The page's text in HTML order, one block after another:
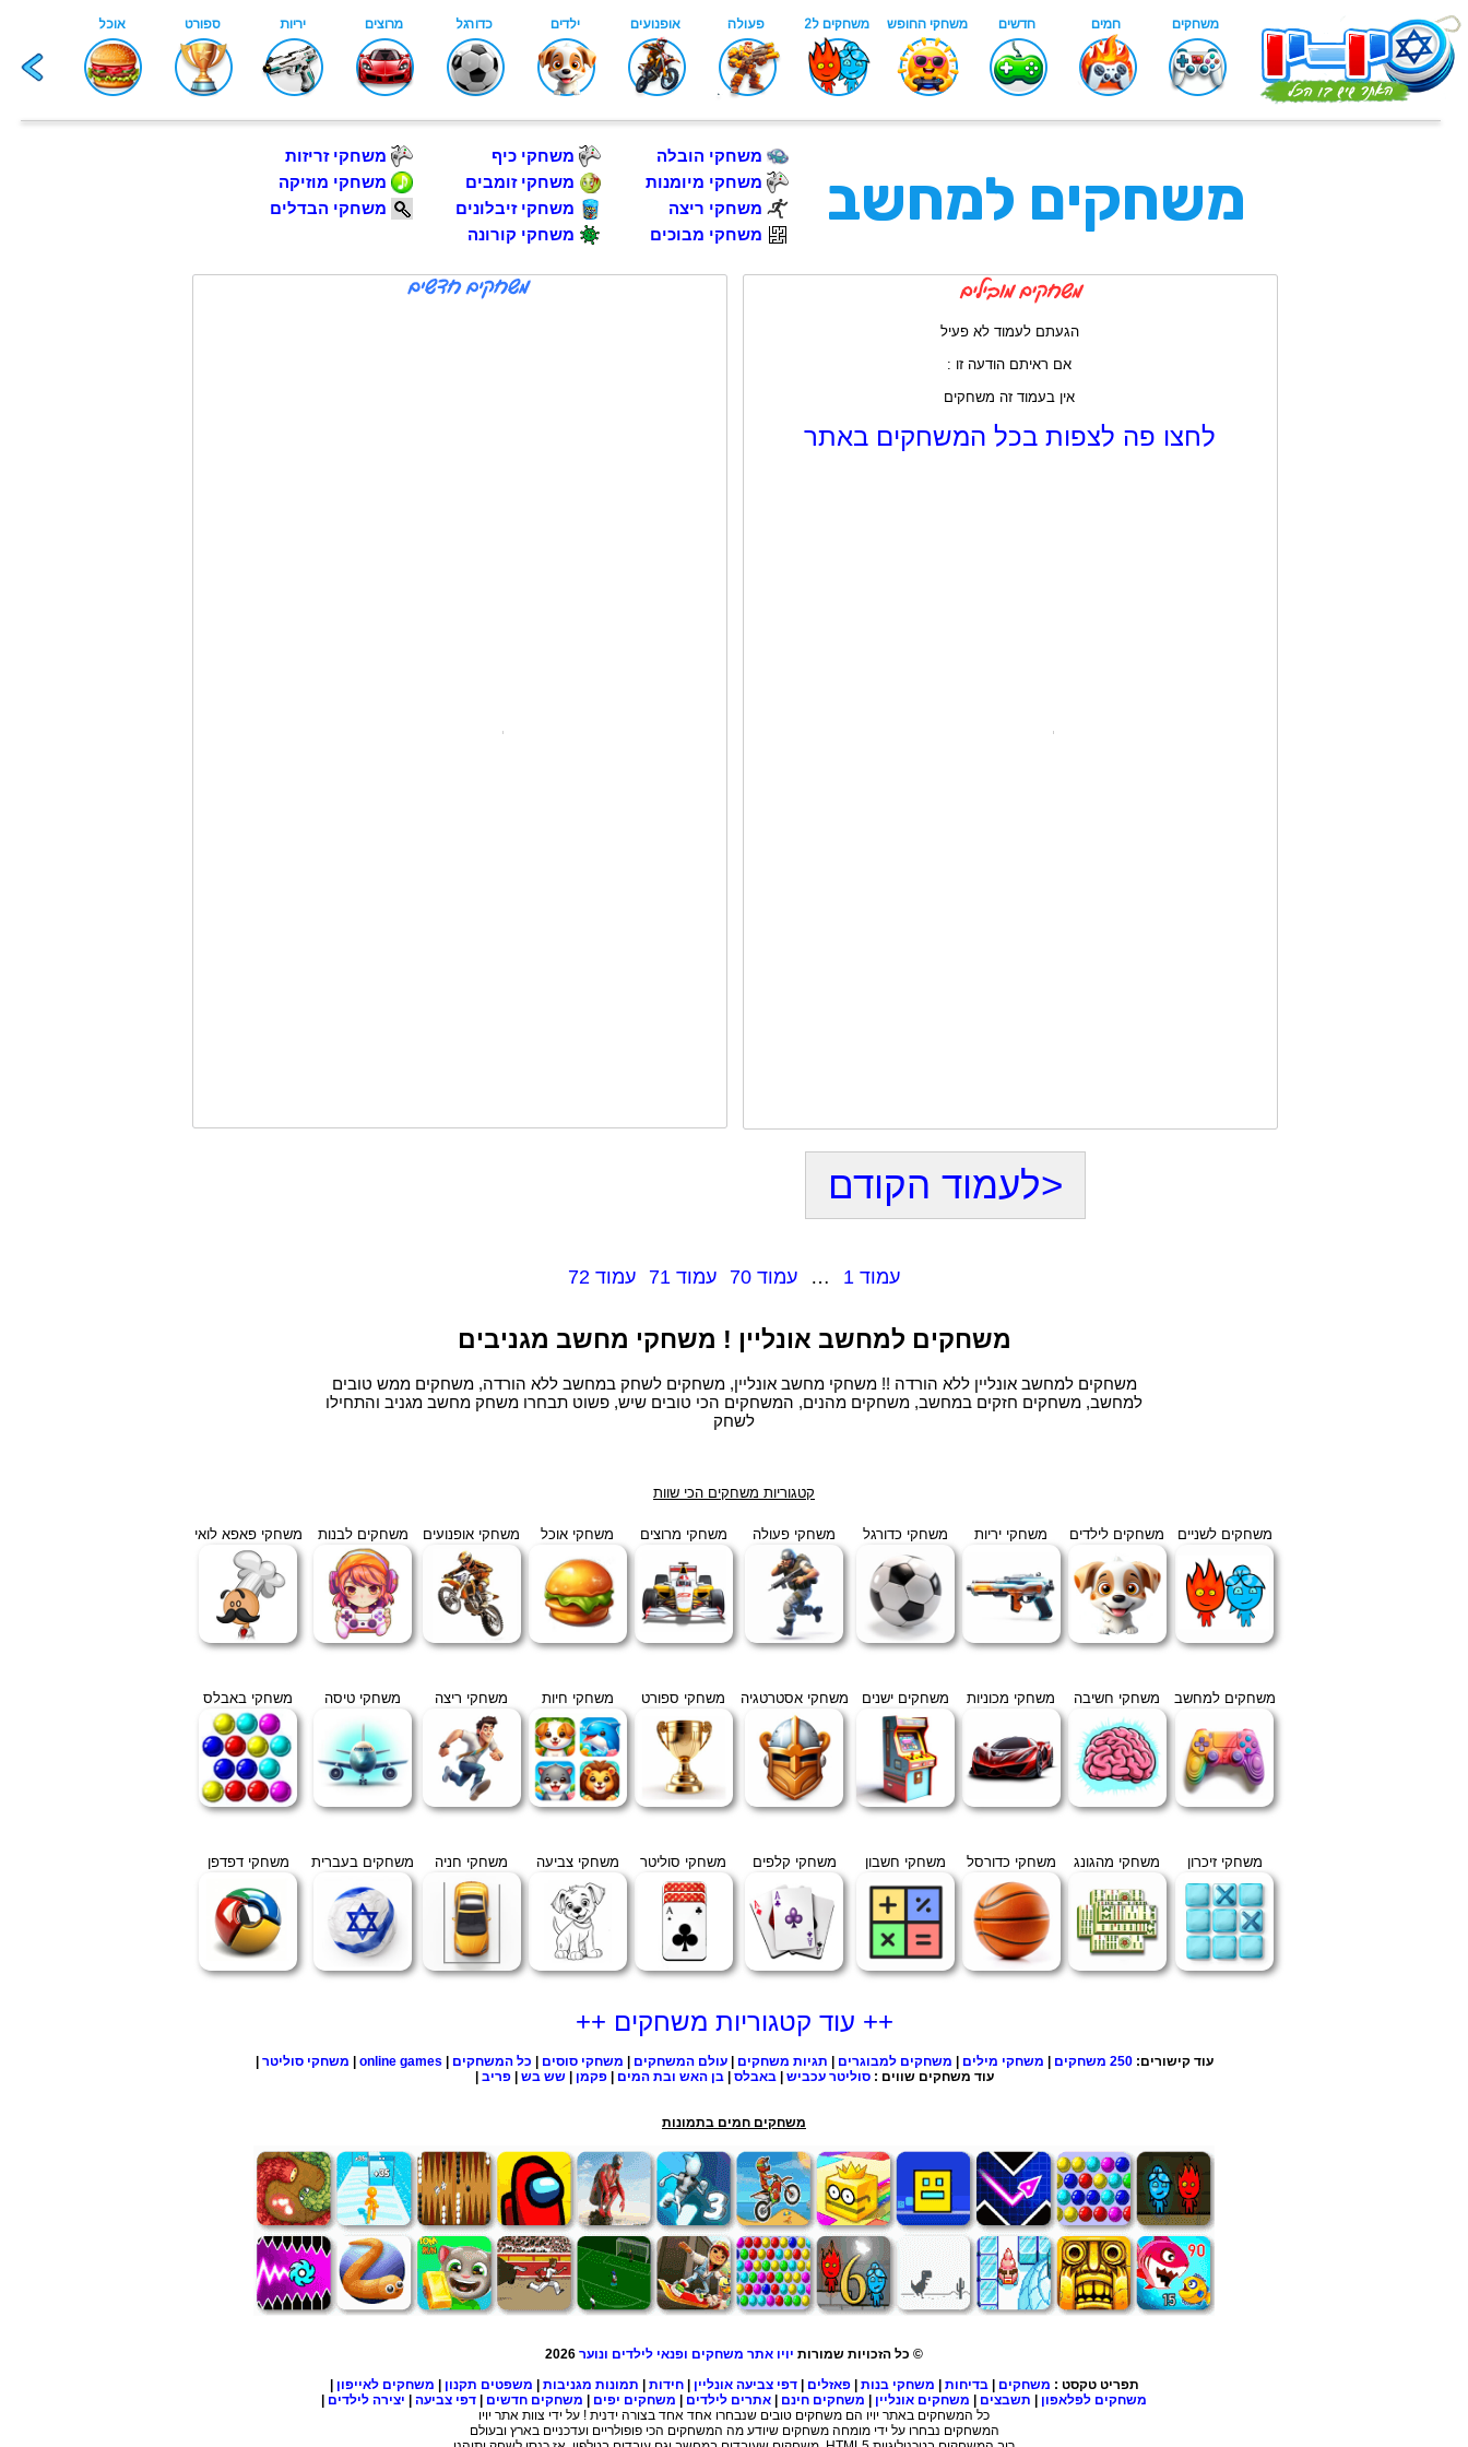
משחקים למחשב
משחקי הובלה משחקי כיף
משחקי זריזות
משחקי מיומנות
משחקי זומבים
משחקי מוזיקה
משחקי ריצה
משחקי זיבלונים
משחקי הבדלים
משחקי מבוכים
משחקי קורונה
הגעתם לעמוד לא פעיל
אם ראיתם הודעה זו :
אין בעמוד זה משחקים
לחצו פה לצפות בכל המשחקים באתר
<לעמוד הקודם
עמוד 1 … עמוד 70 עמוד 71 עמוד 72
משחקים למחשב אונליין ! משחקי מחשב מגניבים
משחקים למחשב אונליין ללא הורדה !! משחקי מחשב אונליין, משחקים לשחק במחשב ללא הורדה, משחקים ממש טובים
למחשב, משחקים חזקים במחשב, משחקים מהנים, המשחקים הכי טובים שיש, פשוט תבחרו משחק מחשב מגניב והתחילו
לשחק
קטגוריות משחקים הכי שוות
משחקים לשניים משחקים לילדים משחקי יריות משחקי כדורגל משחקי פעולה משחקי מרוצים משחקי אוכל משחקי אופנועים משחקים לבנות משחקי פאפא לואי
משחקים למחשב משחקי חשיבה משחקי מכוניות משחקים ישנים משחקי אסטרטגיה משחקי ספורט משחקי חיות משחקי ריצה משחקי טיסה משחקי באבלס
משחקי זיכרון משחקי מהגונג משחקי כדורסל משחקי חשבון משחקי קלפים משחקי סוליטר משחקי צביעה משחקי חניה משחקים בעברית משחקי דפדפן
++ עוד קטגוריות משחקים ++
עוד קישורים:250 משחקים משחקי מילים משחקים למבוגרים תגיות משחקים |עולם המשחקים משחקי סוסים כל המשחקים online games משחקי סוליטר
עוד משחקים שווים :סוליטר עכביש |באבלס |בן האש ובת המים |פקמן |שש בש |פריב
משחקים חמים בתמונות
© כל הזכויות שמורות יויו אתר משחקים ופנאי לילדים ונוער
תפריט טקסט : משחקים |בדיחות משחקי בנות |פאזלים |דפי צביעה אונליין |חידות תמונות מגניבות משפטים תקנון משחקים לאייפון
משחקים לפלאפון
תשבצים משחקים אונליין משחקים חינם אתרים לילדים משחקים יפים משחקים חדשים דפי צביעה יצירה לילדים
כל המשחקים באתר יויו הם משחקים טובים שנבחרו אחד אחד בצורה ידנית ! על ידי צוות אתר יויו
המשחקים נבחרו על ידי מומחה משחקים שיודע מה המשחקים הכי פופולריים ועדכניים בארץ ובעולם